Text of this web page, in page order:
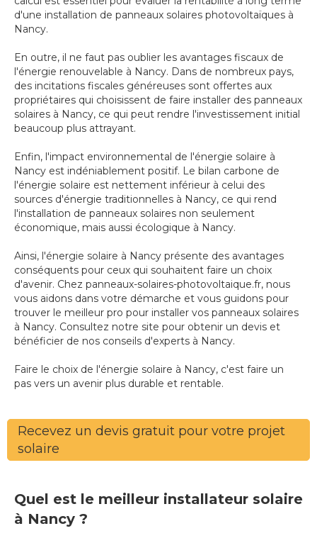
d'une installation de panneaux solaires photovoltaïques à
Nancy.
En outre, il ne faut pas oublier les avantages fiscaux de
l'énergie renouvelable à Nancy. Dans de nombreux pays,
des incitations fiscales généreuses sont offertes aux
propriétaires qui choisissent de faire installer des panneaux
solaires à Nancy, ce qui peut rendre l'investissement initial
beaucoup plus attrayant.
Enfin, l'impact environnemental de l'énergie solaire à
Nancy est indéniablement positif. Le bilan carbone de
l'énergie solaire est nettement inférieur à celui des
sources d'énergie traditionnelles à Nancy, ce qui rend
l'installation de panneaux solaires non seulement
économique, mais aussi écologique à Nancy.
Ainsi, l'énergie solaire à Nancy présente des avantages
conséquents pour ceux qui souhaitent faire un choix
d'avenir. Chez panneaux-solaires-photovoltaique.fr, nous
vous aidons dans votre démarche et vous guidons pour
trouver le meilleur pro pour installer vos panneaux solaires
à Nancy. Consultez notre site pour obtenir un devis et
bénéficier de nos conseils d'experts à Nancy.
Faire le choix de l'énergie solaire à Nancy, c'est faire un
pas vers un avenir plus durable et rentable.
Recevez un devis gratuit pour votre projet
solaire
Quel est le meilleur installateur solaire
à Nancy ?